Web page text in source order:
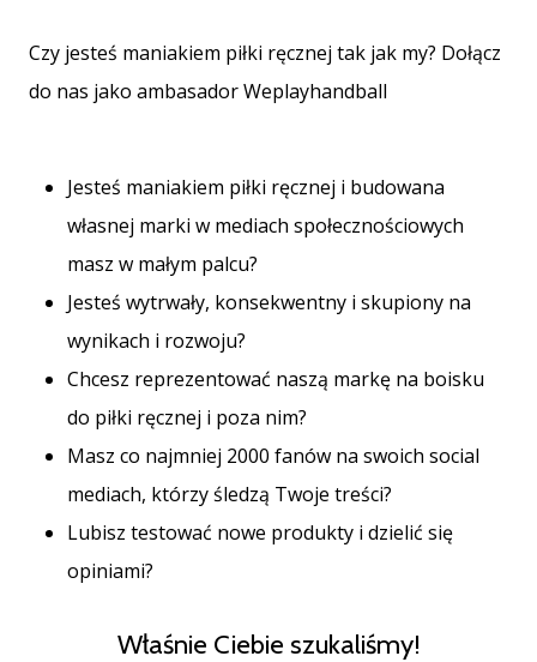
buty
piłki
Accelerate
NITRO
SQD
innowacje
techniczne
przekonaj
warto…
Czy jesteś maniakiem piłki ręcznej tak jak my? Dołącz
do nas jako ambasador Weplayhandball
Jesteś maniakiem piłki ręcznej i budowana
własnej marki w mediach społecznościowych
masz w małym palcu?
Jesteś wytrwały, konsekwentny i skupiony na
wynikach i rozwoju?
Chcesz reprezentować naszą markę na boisku
do piłki ręcznej i poza nim?
Masz co najmniej 2000 fanów na swoich social
mediach, którzy śledzą Twoje treści?
Lubisz testować nowe produkty i dzielić się
opiniami?
Właśnie Ciebie szukaliśmy!